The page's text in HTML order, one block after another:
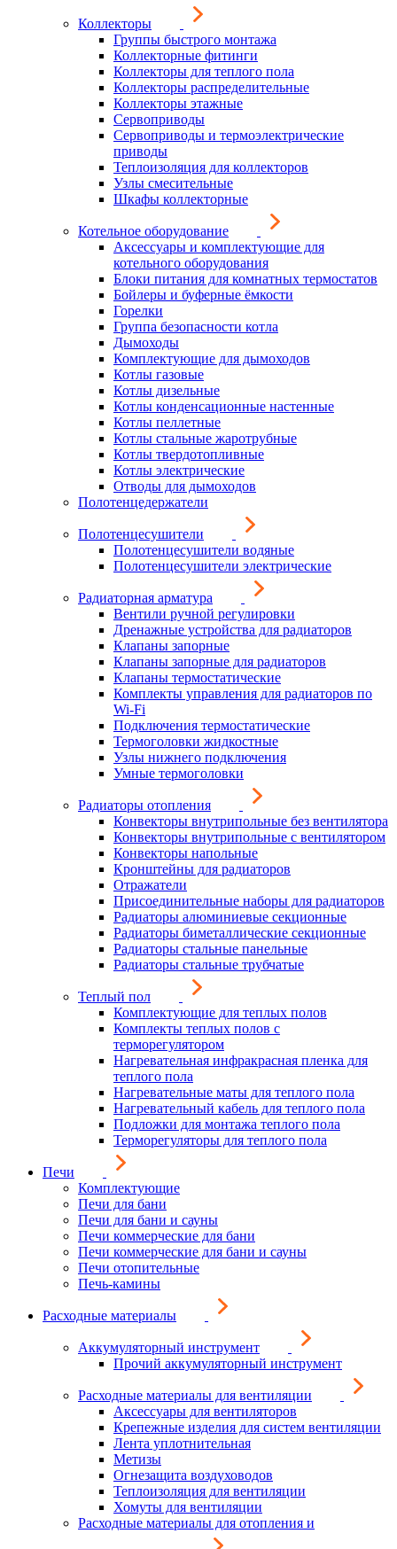
Коллекторы
Группы быстрого монтажа
Коллекторные фитинги
Коллекторы для теплого пола
Коллекторы распределительные
Коллекторы этажные
Сервоприводы
Сервоприводы и термоэлектрические
приводы
Теплоизоляция для коллекторов
Узлы смесительные
Шкафы коллекторные
Котельное оборудование
Аксессуары и комплектующие для
котельного оборудования
Блоки питания для комнатных термостатов
Бойлеры и буферные ёмкости
Горелки
Группа безопасности котла
Дымоходы
Комплектующие для дымоходов
Котлы газовые
Котлы дизельные
Котлы конденсационные настенные
Котлы пеллетные
Котлы стальные жаротрубные
Котлы твердотопливные
Котлы электрические
Отводы для дымоходов
Полотенцедержатели
Полотенцесушители
Полотенцесушители водяные
Полотенцесушители электрические
Радиаторная арматура
Вентили ручной регулировки
Дренажные устройства для радиаторов
Клапаны запорные
Клапаны запорные для радиаторов
Клапаны термостатические
Комплекты управления для радиаторов по
Wi-Fi
Подключения термостатические
Термоголовки жидкостные
Узлы нижнего подключения
Умные термоголовки
Радиаторы отопления
Конвекторы внутрипольные без вентилятора
Конвекторы внутрипольные с вентилятором
Конвекторы напольные
Кронштейны для радиаторов
Отражатели
Присоединительные наборы для радиаторов
Радиаторы алюминиевые секционные
Радиаторы биметаллические секционные
Радиаторы стальные панельные
Радиаторы стальные трубчатые
Теплый пол
Комплектующие для теплых полов
Комплекты теплых полов с
терморегулятором
Нагревательная инфракрасная пленка для
теплого пола
Нагревательные маты для теплого пола
Нагревательный кабель для теплого пола
Подложки для монтажа теплого пола
Терморегуляторы для теплого пола
Печи
Комплектующие
Печи для бани
Печи для бани и сауны
Печи коммерческие для бани
Печи коммерческие для бани и сауны
Печи отопительные
Печь-камины
Расходные материалы
Аккумуляторный инструмент
Прочий аккумуляторный инструмент
Расходные материалы для вентиляции
Аксессуары для вентиляторов
Крепежные изделия для систем вентиляции
Лента уплотнительная
Метизы
Огнезащита воздуховодов
Теплоизоляция для вентиляции
Хомуты для вентиляции
Расходные материалы для отопления и